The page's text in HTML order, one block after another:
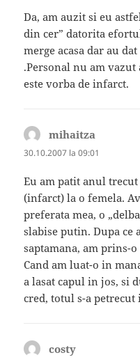
Da, am auzit si eu
din cer” datorita
merge acasa dar au
.Personal nu am vazut
este vorba de infarct.
mihaitza
30.10.2007 la 09:01
Eu am patit anul
(infarct) la o femela.
preferata mea, o
slabise putin. Dupa ce
saptamana, am prins-
Cand am luat-o in
a lasat capul in jos, si
cred, totul s-a petrecut
costy